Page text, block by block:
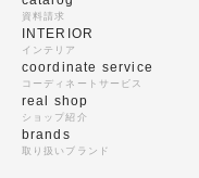
資料請求
INTERIOR
インテリア
coordinate service
コーディネートサービス
real shop
ショップ紹介
brands
取り扱いブランド